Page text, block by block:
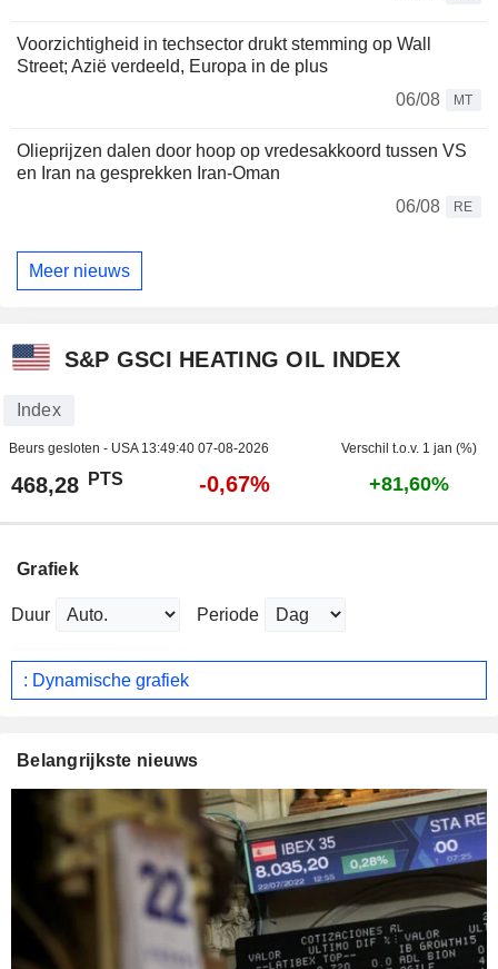
Voorzichtigheid in techsector drukt stemming op Wall
Street; Azië verdeeld, Europa in de plus
06/08
MT
Olieprijzen dalen door hoop op vredesakkoord tussen VS
en Iran na gesprekken Iran-Oman
06/08
RE
Meer nieuws
S&P GSCI HEATING OIL INDEX
Index
Beurs gesloten - USA 13:49:40 07-08-2026 Verschil t.o.v. 1 jan (%)
468,28 PTS -0,67% +81,60%
Grafiek
Duur Periode
: Dynamische grafiek
Belangrijkste nieuws